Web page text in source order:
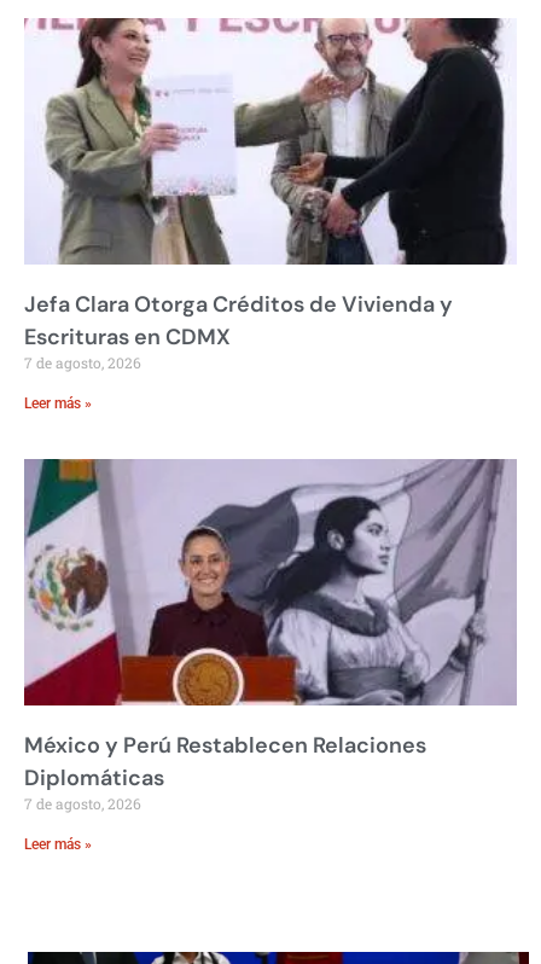
Jefa Clara Otorga Créditos de Vivienda y
Escrituras en CDMX
7 de agosto, 2026
Leer más »
México y Perú Restablecen Relaciones
Diplomáticas
7 de agosto, 2026
Leer más »